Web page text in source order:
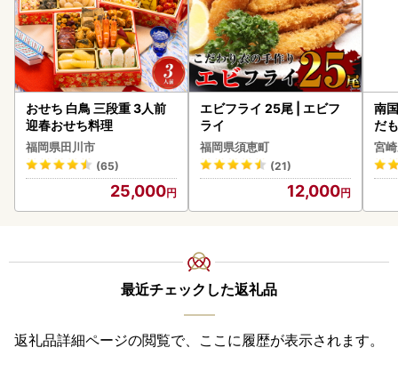
おせち 白鳥 三段重 3人前
迎春おせち料理
福岡県田川市
(65)
25,000
エビフライ 25尾 | エビフ
ライ
福岡県須恵町
(21)
12,000
南
だ
ス
宮
最近チェックした返礼品
返礼品詳細ページの閲覧で、ここに履歴が表示されます。